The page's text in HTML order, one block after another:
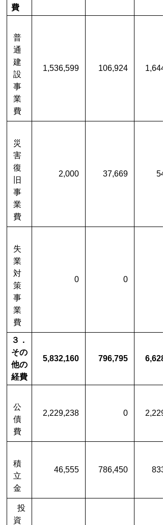
費
普
通
建
設
事
業
費
1,536,599 106,924
災
害
復
旧
事
業
費
2,000 37,669
失
業
対
策
事
業
費
0 0
３．
その
他の
経費
5,832,160 796,795
公
債
費
2,229,238 0
積
立
金
46,555 786,450
投
資